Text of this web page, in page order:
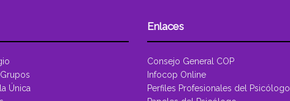
Única
Enlaces
Consejo General COP
Infocop Online
Perfiles Profesionales del Psicólogo